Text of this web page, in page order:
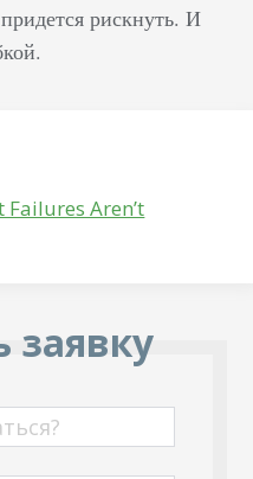
рискнуть. И
Failures Aren’t
заявку